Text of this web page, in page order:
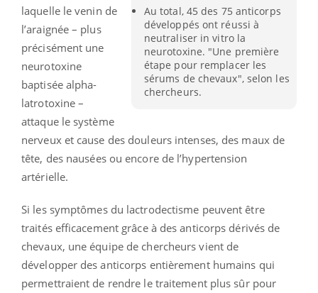
Au total, 45 des 75 anticorps
développés ont réussi à
neutraliser in vitro la
neurotoxine. "Une première
étape pour remplacer les
sérums de chevaux", selon les
chercheurs.
laquelle le venin de
l’araignée – plus
précisément une
neurotoxine
baptisée alpha-
latrotoxine –
attaque le système
nerveux et cause des douleurs intenses, des maux de
tête, des nausées ou encore de l’hypertension
artérielle.
Si les symptômes du lactrodectisme peuvent être
traités efficacement grâce à des anticorps dérivés de
chevaux, une équipe de chercheurs vient de
développer des anticorps entièrement humains qui
permettraient de rendre le traitement plus sûr pour